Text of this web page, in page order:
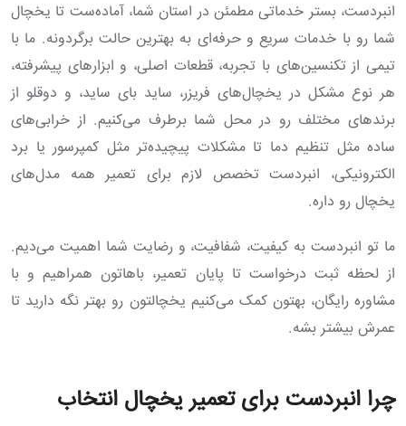
انبردست، بستر خدماتی مطمئن در استان شما، آماده‌ست تا یخچال
شما رو با خدمات سریع و حرفه‌ای به بهترین حالت برگردونه. ما با
تیمی از تکنسین‌های با تجربه، قطعات اصلی، و ابزارهای پیشرفته،
هر نوع مشکل در یخچال‌های فریزر، ساید بای ساید، و دوقلو از
برندهای مختلف رو در محل شما برطرف می‌کنیم. از خرابی‌های
ساده مثل تنظیم دما تا مشکلات پیچیده‌تر مثل کمپرسور یا برد
الکترونیکی، انبردست تخصص لازم برای تعمیر همه مدل‌های
یخچال رو داره.
ما تو انبردست به کیفیت، شفافیت، و رضایت شما اهمیت می‌دیم.
از لحظه ثبت درخواست تا پایان تعمیر، باهاتون همراهیم و با
مشاوره رایگان، بهتون کمک می‌کنیم یخچالتون رو بهتر نگه دارید تا
عمرش بیشتر بشه.
چرا انبردست برای تعمیر یخچال انتخاب